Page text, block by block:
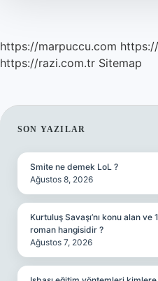
https://marpuccu.com
https://razi.com.tr Sitemap
SIDEBAR
SON YAZILAR
Smite ne demek LoL ?
Ağustos 8, 2026
Kurtuluş Savaşı’nı konu alan
roman hangisidir ?
Ağustos 7, 2026